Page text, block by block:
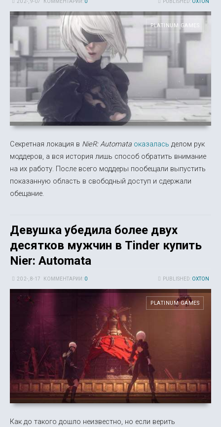
PUBLISHED: OXTON
20 2-, 9-07 КОММЕНТАРИИ: 0
PLATINUM GAMES
Секретная локация в NieR: Automata оказалась делом рук
моддеров, а вся история лишь способ обратить внимание
на их работу. После всего моддеры пообещали выпустить
показанную область в свободный доступ и сдержали
обещание.
Девушка убедила более двух
десятков мужчин в Tinder купить
Nier: Automata
PUBLISHED: OXTON
20 2-, 8-17 КОММЕНТАРИИ: 0
PLATINUM GAMES
Как до такого дошло неизвестно, но если верить